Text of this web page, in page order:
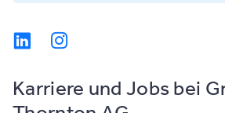
Karriere und Jobs bei